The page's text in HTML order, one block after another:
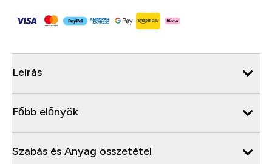
Leírás
Főbb előnyök
Szabás és Anyag összetétel